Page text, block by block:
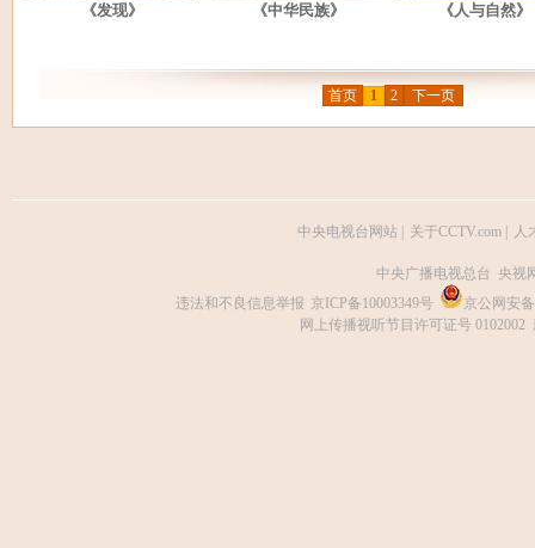
《发现》 《中华民族》 《人与自然》
首页 1 2 下一页
中央电视台网站 关于CCTV.com 人
中央广播电视总台 央视
违法和不良信息举报 京ICP备10003349号
京公网安
网上传播视听节目许可证号 0102002